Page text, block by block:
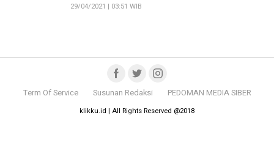
29/04/2021 | 03:51 WIB
Term Of Service Susunan Redaksi PEDOMAN MEDIA SIBER
klikku.id | All Rights Reserved @2018